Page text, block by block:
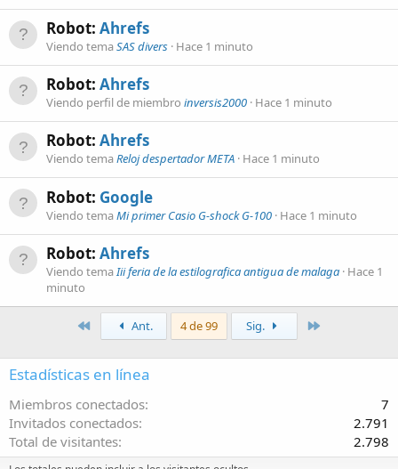
Robot: Ahrefs
Viendo temaSAS divers Hace 1 minuto
Robot: Ahrefs
Viendo perfil de miembro inversis2000 Hace 1 minuto
Robot: Ahrefs
Viendo temaReloj despertador META Hace 1 minuto
Robot: Google
Viendo temaMi primer Casio G-shock G-100 Hace 1 minuto
Robot: Ahrefs
Viendo temaIii feria de la estilografica antigua de malaga Hace 1
minuto
PrimeroAnt. 4 de 99 Sig.
Estadísticas en línea
Miembros conectados
7
Invitados conectados
2.791
Total de visitantes
2.798